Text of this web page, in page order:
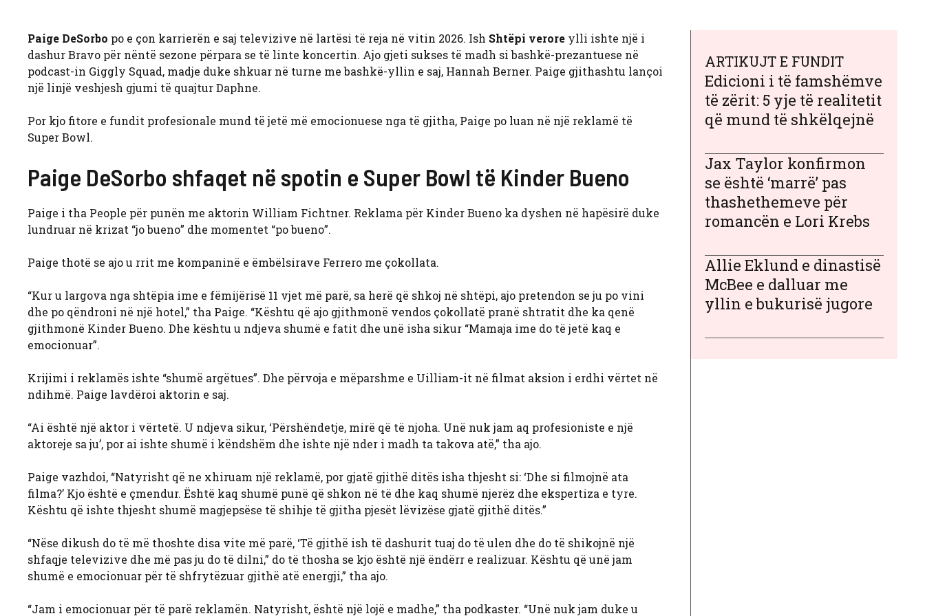
Paige DeSorbo po e çon karrierën e saj televizive në lartësi të reja në vitin 2026. Ish Shtëpi verore ylli ishte një i
dashur Bravo për nëntë sezone përpara se të linte koncertin. Ajo gjeti sukses të madh si bashkë-prezantuese në
podcast-in Giggly Squad, madje duke shkuar në turne me bashkë-yllin e saj, Hannah Berner. Paige gjithashtu lançoi
një linjë veshjesh gjumi të quajtur Daphne.
Por kjo fitore e fundit profesionale mund të jetë më emocionuese nga të gjitha, Paige po luan në një reklamë të
Super Bowl.
Paige DeSorbo shfaqet në spotin e Super Bowl të Kinder Bueno
Paige i tha People për punën me aktorin William Fichtner. Reklama për Kinder Bueno ka dyshen në hapësirë ​​duke
lundruar në krizat “jo bueno” dhe momentet “po bueno”.
Paige thotë se ajo u rrit me kompaninë e ëmbëlsirave Ferrero me çokollata.
“Kur u largova nga shtëpia ime e fëmijërisë 11 vjet më parë, sa herë që shkoj në shtëpi, ajo pretendon se ju po vini
dhe po qëndroni në një hotel,” tha Paige. “Kështu që ajo gjithmonë vendos çokollatë pranë shtratit dhe ka qenë
gjithmonë Kinder Bueno. Dhe kështu u ndjeva shumë e fatit dhe unë isha sikur “Mamaja ime do të jetë kaq e
emocionuar”.
Krijimi i reklamës ishte “shumë argëtues”. Dhe përvoja e mëparshme e Uilliam-it në filmat aksion i erdhi vërtet në
ndihmë. Paige lavdëroi aktorin e saj.
“Ai është një aktor i vërtetë. U ndjeva sikur, ‘Përshëndetje, mirë që të njoha. Unë nuk jam aq profesioniste e një
aktoreje sa ju’, por ai ishte shumë i këndshëm dhe ishte një nder i madh ta takova atë,” tha ajo.
Paige vazhdoi, “Natyrisht që ne xhiruam një reklamë, por gjatë gjithë ditës isha thjesht si: ‘Dhe si filmojnë ata
filma?’ Kjo është e çmendur. Është kaq shumë punë që shkon në të dhe kaq shumë njerëz dhe ekspertiza e tyre.
Kështu që ishte thjesht shumë magjepsëse të shihje të gjitha pjesët lëvizëse gjatë gjithë ditës.”
“Nëse dikush do të më thoshte disa vite më parë, ‘Të gjithë ish të dashurit tuaj do të ulen dhe do të shikojnë një
shfaqje televizive dhe më pas ju do të dilni,” do të thosha se kjo është një ëndërr e realizuar. Kështu që unë jam
shumë e emocionuar për të shfrytëzuar gjithë atë energji,” tha ajo.
“Jam i emocionuar për të parë reklamën. Natyrisht, është një lojë e madhe,” tha podkaster. “Unë nuk jam duke u
ARTIKUJT E FUNDIT
Edicioni i të famshëmve
të zërit: 5 yje të realitetit
që mund të shkëlqejnë
Jax Taylor konfirmon
se është ‘marrë’ pas
thashethemeve për
romancën e Lori Krebs
Allie Eklund e dinastisë
McBee e dalluar me
yllin e bukurisë jugore